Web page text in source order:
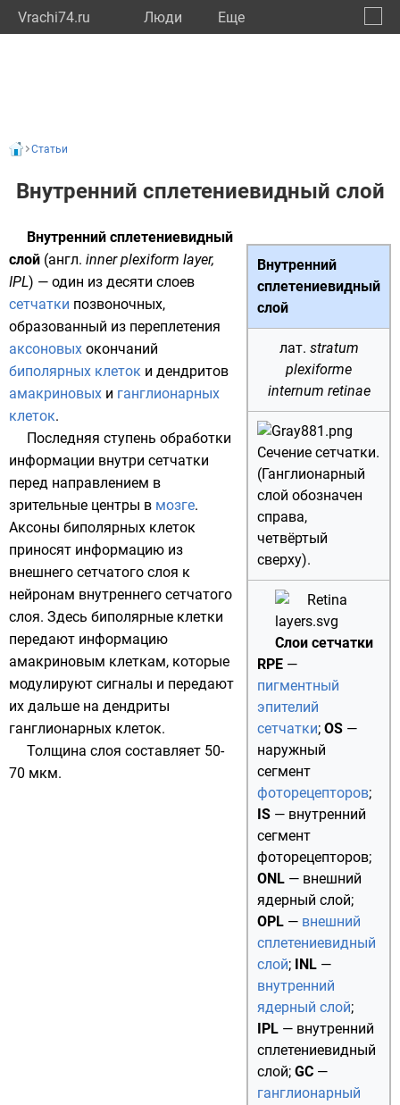
Vrachi74.ru Люди Eще
Статьи
Внутренний сплетениевидный слой
Внутренний
сплетениевидный
слой
лат. stratum
plexiforme
internum retinae
Сечение сетчатки.
(Ганглионарный
слой обозначен
справа,
четвёртый
сверху).
Слои сетчатки
RPE —
пигментный
эпителий
сетчатки; OS —
наружный
сегмент
фоторецепторов;
IS — внутренний
сегмент
фоторецепторов;
ONL — внешний
ядерный слой;
OPL — внешний
сплетениевидный
слой; INL —
внутренний
ядерный слой;
IPL — внутренний
сплетениевидный
слой; GC —
ганглионарный
Внутренний сплетениевидный
слой (англ. inner plexiform layer,
IPL) — один из десяти слоев
сетчатки позвоночных,
образованный из переплетения
аксоновых окончаний
биполярных клеток и дендритов
амакриновых и ганглионарных
клеток.
Последняя ступень обработки
информации внутри сетчатки
перед направлением в
зрительные центры в мозге.
Аксоны биполярных клеток
приносят информацию из
внешнего сетчатого слоя к
нейронам внутреннего сетчатого
слоя. Здесь биполярные клетки
передают информацию
амакриновым клеткам, которые
модулируют сигналы и передают
их дальше на дендриты
ганглионарных клеток.
Толщина слоя составляет 50-
70 мкм.